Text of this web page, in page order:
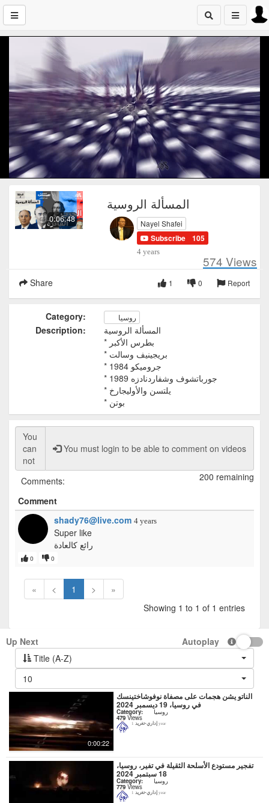
0:06:48
المسألة الروسية
Nayel Shafei
Subscribe 105
4 years
574 Views
Share Report
0
1
Category: روسيا
Description:
المسألة الروسية
* بطرس الأكبر
* بريجينيف وسالت
* جروميكو 1984
* جورباتشوف وشفاردنادزه 1989
* يلتسن والأوليجارخ
* بوتن
You must login to be able to comment on videos
200 remaining
Comments:
Comment
shady76@live.com 4 years
Super like
رائع كالعادة
0 0
« < 1 >
»
Showing 1 to 1 of 1 entries
Up Next
Autoplay
Title (A-Z)
10
0:00:22
الناتو يشن هجمات على مصفاة نوفوشاختينسك
في روسيا، 19 ديسمبر 2024
Category: روسيا
479 Views
إداري-تغريد 1 year
تفجير مستودع الأسلحة الثقيلة في تفير، روسيا،
18 سبتمبر 2024
Category: روسيا
779 Views
إداري-تغريد 1 year